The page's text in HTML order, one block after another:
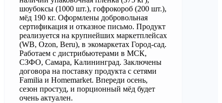
шоубоксы (1000 шт.), гофрокороб (200 шт.),
мёд 190 кг. Оформлены добровольная
сертификация и отказное письмо. Продукт
реализуется на крупнейших маркетплейсах
(WB, Ozon, Beru), в экомаркетах Город-сад.
Работаем с дистрибьютерами в МСК,
СЗФО, Самара, Калининград. Заключены
договора на поставку продукта с сетями
Familia и Homemarket. Впереди осень,
сезон простуд, и порционный мёд будет
очень актуален.